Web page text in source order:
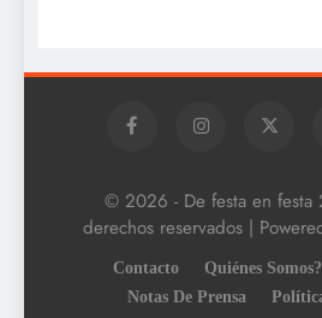
© 2026 - De festa en festa
derechos reservados |
Contacto Quiénes Somos?
Notas De Prensa